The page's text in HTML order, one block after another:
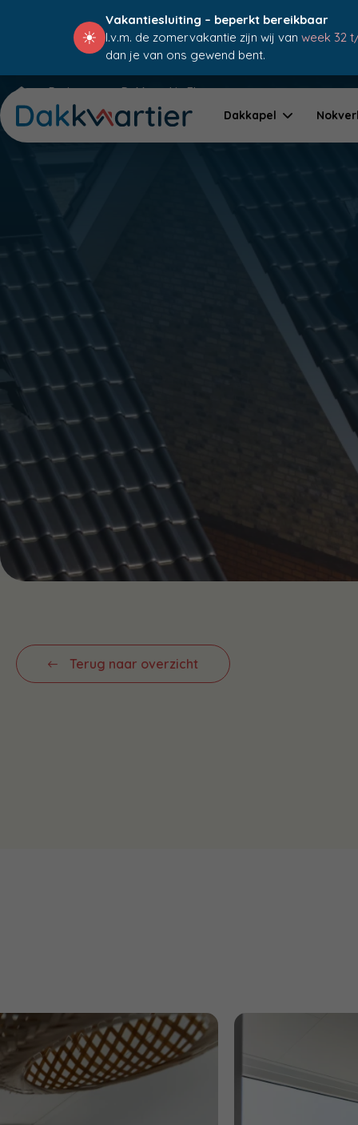
☀
Vakantiesluiting – beperkt bereikbaar
I.v.m. de zomervakantie zijn wij van week 32
dan je van ons gewend bent.
Dakkapel
Projecten Dakkapel in Elspeet
Terug naar overzicht